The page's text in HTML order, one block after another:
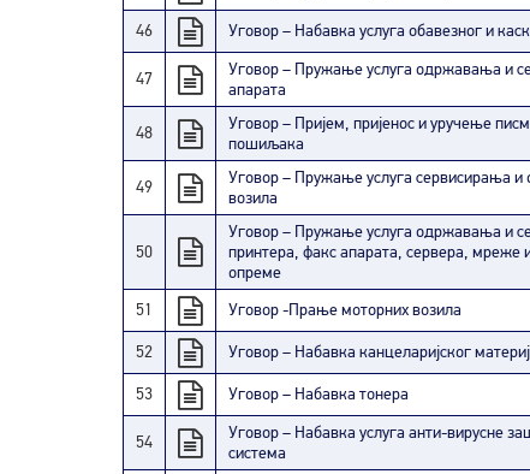
46 Уговор – Набавка услуга обавезног и
47
Уговор – Пружање услуга одржавања и
апарата
48
Уговор – Пријем, пријенос и уручење
пошиљака
49
Уговор – Пружање услуга сервисирања и
возила
50
Уговор – Пружање услуга одржавања и
принтера, факс апарата, сервера, мреже
опреме
51
Уговор -Прање моторних возила
52 Уговор – Набавка канцеларијског
53 Уговор – Набавка тонера
54
Уговор – Набавка услуга анти-вирусне
система